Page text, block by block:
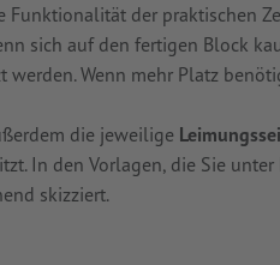
Funktionalität der praktischen
sich auf den fertigen Block
werden. Wenn mehr Platz
die jeweilige
In den Vorlagen, die Sie
skizziert.